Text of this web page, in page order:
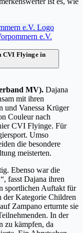
e.V.
MV). Dajana
mit ihren
und Vanessa Krüger
Couleur nach
CVI Flyinge. Für
Umso
die besondere
meisterten.
Ebenso war die
fasst Dajana ihren
sportlichen Auftakt für
der Kategorie Children
Zampano erturnte sie
In der
zu kämpfen, da